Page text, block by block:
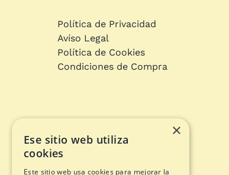
Política de Privacidad
Avíso Legal
Política de Cookies
Condiciones de Compra
×
Ese sitio web utiliza
cookies
Este sitio web usa cookies para mejorar la